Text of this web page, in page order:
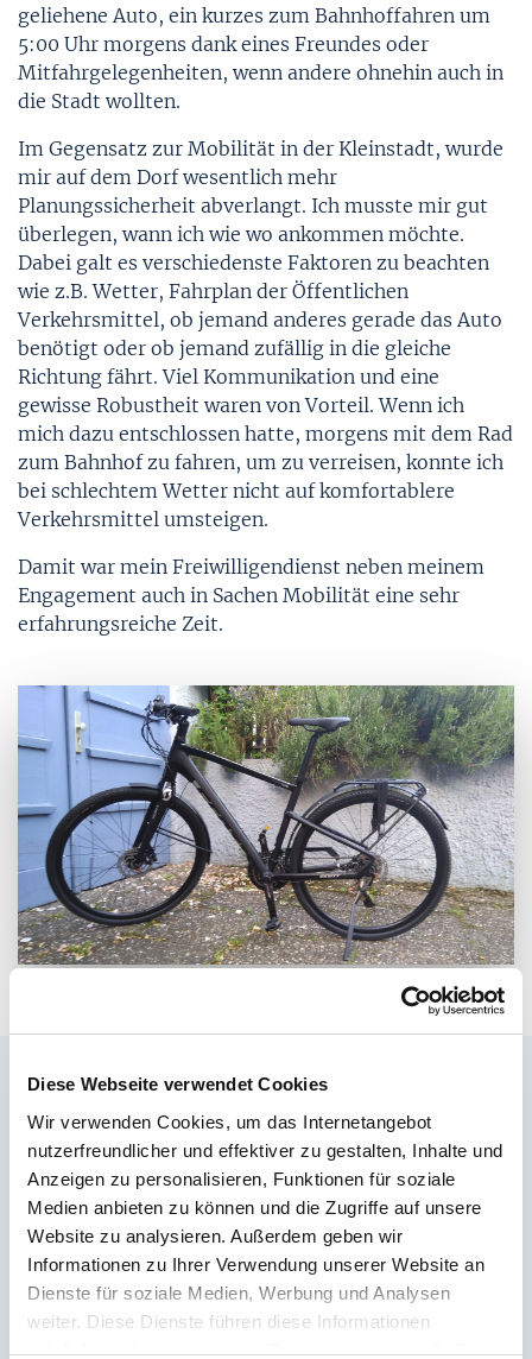
Diese Webseite verwendet Cookies
Wir verwenden Cookies, um das Internetangebot
nutzerfreundlicher und effektiver zu gestalten, Inhalte und
Anzeigen zu personalisieren, Funktionen für soziale
Medien anbieten zu können und die Zugriffe auf unsere
Website zu analysieren. Außerdem geben wir
Informationen zu Ihrer Verwendung unserer Website an
Dienste für soziale Medien, Werbung und Analysen
weiter. Diese Dienste führen diese Informationen
möglicherweise mit weiteren Daten zusammen, die Sie
geliehene Auto, ein kurzes zum Bahnhoffahren um
5:00 Uhr morgens dank eines Freundes oder
Mitfahrgelegenheiten, wenn andere ohnehin auch in
die Stadt wollten.
Im Gegensatz zur Mobilität in der Kleinstadt, wurde
mir auf dem Dorf wesentlich mehr
Planungssicherheit abverlangt. Ich musste mir gut
überlegen, wann ich wie wo ankommen möchte.
Dabei galt es verschiedenste Faktoren zu beachten
wie z.B. Wetter, Fahrplan der Öffentlichen
Verkehrsmittel, ob jemand anderes gerade das Auto
benötigt oder ob jemand zufällig in die gleiche
Richtung fährt. Viel Kommunikation und eine
gewisse Robustheit waren von Vorteil. Wenn ich
mich dazu entschlossen hatte, morgens mit dem Rad
zum Bahnhof zu fahren, um zu verreisen, konnte ich
bei schlechtem Wetter nicht auf komfortablere
Verkehrsmittel umsteigen.
Damit war mein Freiwilligendienst neben meinem
Engagement auch in Sachen Mobilität eine sehr
erfahrungsreiche Zeit.